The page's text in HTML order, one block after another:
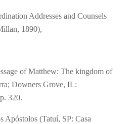
Addresses and Counsels
1890),
of Matthew: The kingdom of
Downers Grove, IL:
320.
Apóstolos (Tatuí, SP: Casa